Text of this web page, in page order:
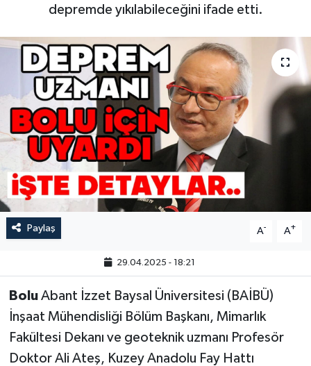
depremde yıkılabileceğini ifade etti.
Paylaş A- A+
29.04.2025 - 18:21
BoluAbant İzzet Baysal Üniversitesi (BAİBÜ)
İnşaat Mühendisliği Bölüm Başkanı, Mimarlık
Fakültesi Dekanı ve geoteknik uzmanı Profesör
Doktor Ali Ateş, Kuzey Anadolu Fay Hattı